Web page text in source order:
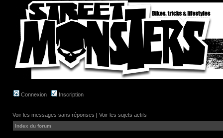
Connexion Inscription
Voir les messages sans réponses | Voir les sujets actifs
Index du forum